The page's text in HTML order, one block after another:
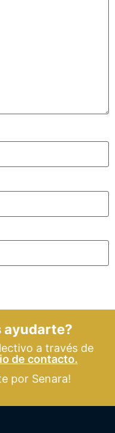
ayudarte?
a través de
de contacto.
por Senara!